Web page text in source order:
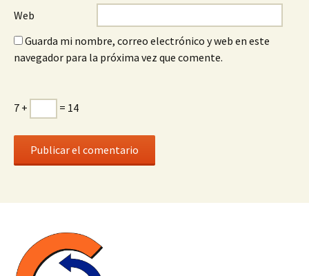
Web
Guarda mi nombre, correo electrónico y web en este
navegador para la próxima vez que comente.
7 + = 14